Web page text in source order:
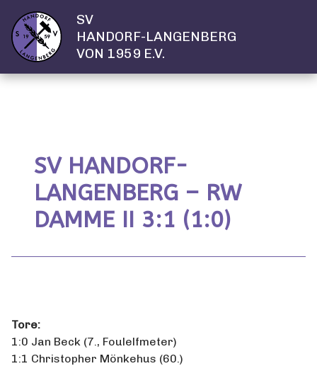
SV
HANDORF-LANGENBERG
VON 1959 E.V.
SV HANDORF-
LANGENBERG – RW
DAMME II 3:1 (1:0)
Tore:
1:0 Jan Beck (7., Foulelfmeter)
1:1 Christopher Mönkehus (60.)